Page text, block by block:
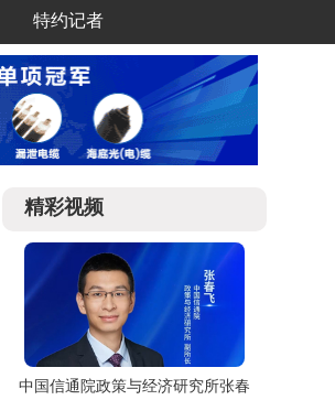
特约记者
精彩视频
中国信通院政策与经济研究所张春